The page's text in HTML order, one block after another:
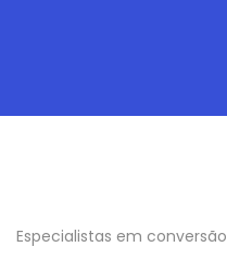
Especialistas em conversão